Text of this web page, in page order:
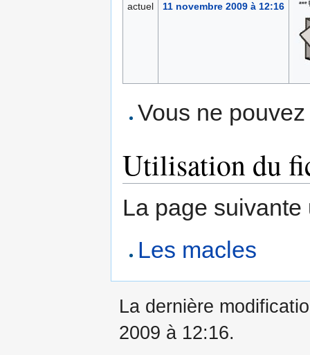
actuel
11 novembre 2009 à 12:16
Vous ne
Utilisation du
La page
Les macles
La dernière
2009 à 12:16.